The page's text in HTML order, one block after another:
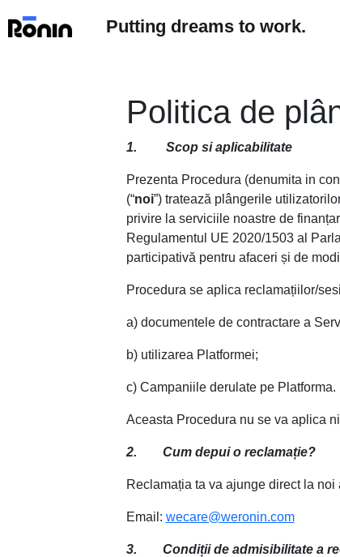
Putting dreams to work.
Politica de
1. Scop si aplicabilitate
Prezenta Procedura (denumita in
(“noi”) tratează plângerile
privire la serviciile noastre de
Regulamentul UE 2020/1503 al
participativă pentru afaceri și de
Procedura se aplica reclamațiilor/
a) documentele de contractare a
b) utilizarea Platformei;
c) Campaniile derulate pe Platforma.
Aceasta Procedura nu se va aplica
2. Cum depui o reclamație?
Reclamația ta va ajunge direct la noi
Email: wecare@weronin.com
3. Condiții de admisibilitate a